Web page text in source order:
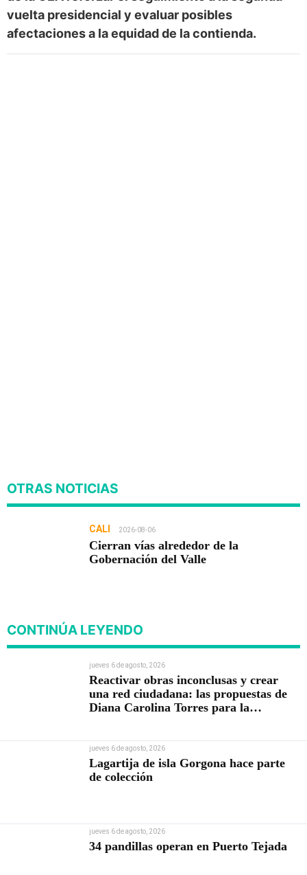
vuelta presidencial y evaluar posibles
afectaciones a la equidad de la contienda.
OTRAS NOTICIAS
CALI 2026-08-06
Cierran vías alrededor de la
Gobernación del Valle
CONTINÚA LEYENDO
jueves 6 de agosto, 2026
Reactivar obras inconclusas y crear
una red ciudadana: las propuestas de
Diana Carolina Torres para la
jueves 6 de agosto, 2026
Lagartija de isla Gorgona hace parte
de colección
jueves 6 de agosto, 2026
34 pandillas operan en Puerto Tejada